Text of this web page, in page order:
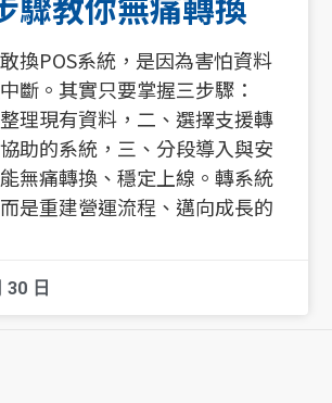
換POS系統，是因為害怕資料
斷。其實只要掌握三步驟：
理現有資料，二、選擇支援轉
助的系統，三、分段導入與安
無痛轉換、穩定上線。轉系統
是重建營運流程、邁向成長的
30 日